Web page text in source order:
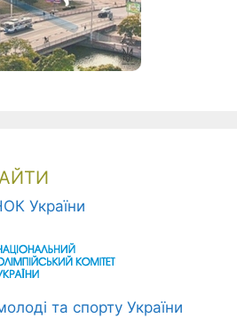
України
та спорту України